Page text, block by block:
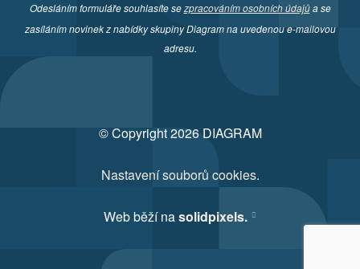
Odesláním formuláře souhlasíte sezpracováním osobních údajůa se
zasíláním novinek z nabídky skupiny Diagram na uvedenou e-mailovou
adresu.
© Copyright 2026 DIAGRAM
Nastavení souborů cookies.
Web běží nasolidpixels.